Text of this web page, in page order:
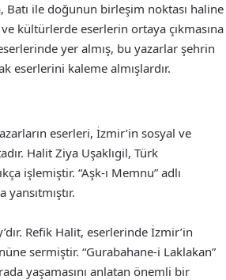
ile doğunun birleşim noktası haline
kültürlerde eserlerin ortaya çıkmasına
yer almış, bu yazarlar şehrin
eserlerini kaleme almışlardır.
eserleri, İzmir’in sosyal ve
Halit Ziya Uşaklıgil, Türk
işlemiştir. “Aşk-ı Memnu” adlı
Refik Halit, eserlerinde İzmir’in
sermiştir. “Gurabahane-i Laklakan”
yaşamasını anlatan önemli bir